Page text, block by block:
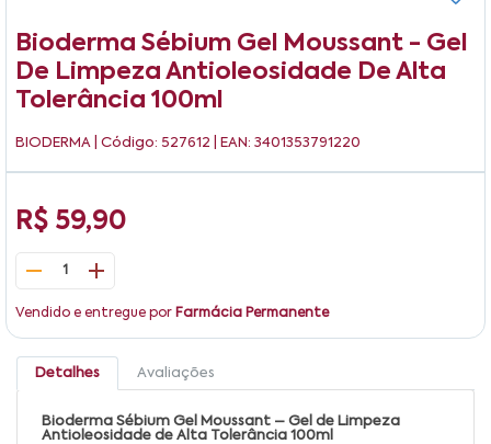
Bioderma Sébium Gel Moussant - Gel
De Limpeza Antioleosidade De Alta
Tolerância 100ml
BIODERMA | Código: 527612 | EAN: 3401353791220
R$ 59,90
1
Vendido e entregue por Farmácia Permanente
Detalhes Avaliações
Bioderma Sébium Gel Moussant – Gel de Limpeza
Antioleosidade de Alta Tolerância 100ml